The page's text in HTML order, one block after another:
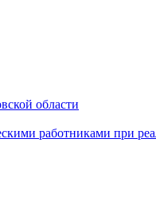
области
работниками при